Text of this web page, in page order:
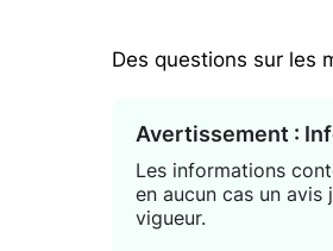
Des questions sur les
Avertissement :
Les informations
en aucun cas un
vigueur.